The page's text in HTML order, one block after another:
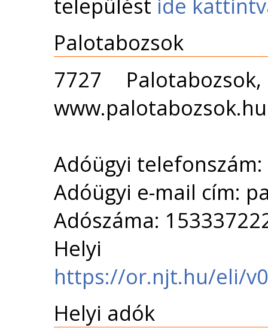
települést ide
Palotabozsok
7727
www.palotabozsok.hu
Adóügyi
Adóügyi e-mail cím:
Adószáma:
Helyi
https://or.njt.hu/eli/
Helyi adók